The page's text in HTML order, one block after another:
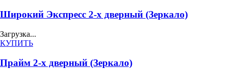
Широкий Экспресс 2-х дверный (Зеркало)
Загрузка...
КУПИТЬ
Прайм 2-х дверный (Зеркало)